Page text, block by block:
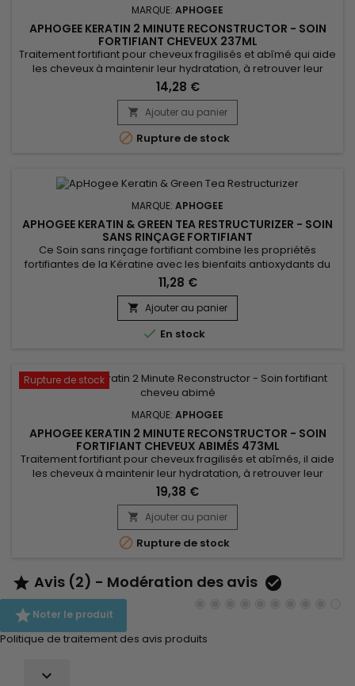
MARQUE: APHOGEE
APHOGEE KERATIN 2 MINUTE RECONSTRUCTOR - SOIN
FORTIFIANT CHEVEUX 237ML
Traitement fortifiant pour cheveux fragilisés et abîmé qui aide
les cheveux à maintenir leur hydratation, à retrouver leur
force et leur élasticité.&nbsp; ApHogee Keratin 2 Minute
Reconstructor est recommandé sur les cheveux colorés,
décolorés ou défrisés.&nbsp; Il aide aussi à réparer les
dommages causés par le chlore et l'eau calcaire. Le
Traitement...
14,28 €
 Ajouter au panier
 Rupture de stock
MARQUE: APHOGEE
APHOGEE KERATIN & GREEN TEA RESTRUCTURIZER - SOIN
SANS RINÇAGE FORTIFIANT
Ce Soin sans rinçage fortifiant combine les propriétés
fortifiantes de la Kératine avec les bienfaits antioxydants du
Thé Vert.&nbsp; Réduit la casse et les pointes fourchues,
offre une hydratation profonde, renforce les fibres capillaires
et apporte brillance.&nbsp; L'extrait de Thé Vert, riche en
antioxydants, protège les cheveux des agressions...
11,28 €
 Ajouter au panier
 En stock
Rupture de stock
MARQUE: APHOGEE
APHOGEE KERATIN 2 MINUTE RECONSTRUCTOR - SOIN
FORTIFIANT CHEVEUX ABIMÉS 473ML
Traitement fortifiant pour cheveux fragilisés et abîmés, il aide
les cheveux à maintenir leur hydratation, à retrouver leur
force et leur élasticité.&nbsp; ApHogee Keratin 2 Minute
Reconstructor est recommandé sur les cheveux colorés,
décolorés ou défrisés.&nbsp; Il aide aussi à réparer les
dommages causés par le chlore et l'eau calcaire.&nbsp; Le...
19,38 €
 Ajouter au panier
 Rupture de stock
 Avis (2) - Modération des avis 
Noter le produit
Politique de traitement des avis produits
